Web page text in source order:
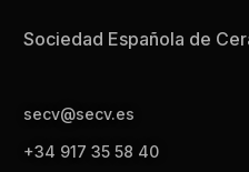
Sociedad Española de
secv@secv.es
+34 917 35 58 40